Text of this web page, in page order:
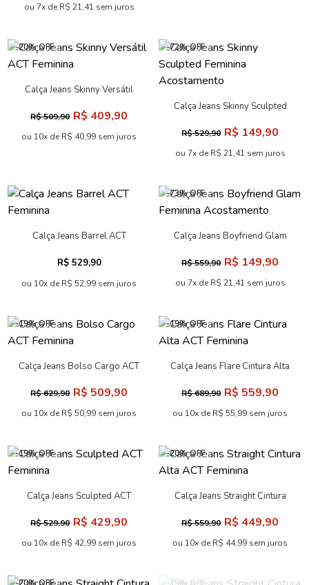
ou 7x de R$ 21,41 sem juros
-20% OFF
Calça Jeans Skinny Versátil
R$ 509,90 R$ 409,90
ou 10x de R$ 40,99 sem juros
-72% OFF
Calça Jeans Skinny Sculpted
R$ 529,90 R$ 149,90
ou 7x de R$ 21,41 sem juros
Calça Jeans Barrel ACT
R$ 529,90
ou 10x de R$ 52,99 sem juros
-73% OFF
Calça Jeans Boyfriend Glam
R$ 559,90 R$ 149,90
ou 7x de R$ 21,41 sem juros
-19% OFF
Calça Jeans Bolso Cargo ACT
R$ 629,90 R$ 509,90
ou 10x de R$ 50,99 sem juros
-19% OFF
Calça Jeans Flare Cintura Alta
R$ 689,90 R$ 559,90
ou 10x de R$ 55,99 sem juros
-19% OFF
Calça Jeans Sculpted ACT
R$ 529,90 R$ 429,90
ou 10x de R$ 42,99 sem juros
-20% OFF
Calça Jeans Straight Cintura
R$ 559,90 R$ 449,90
ou 10x de R$ 44,99 sem juros
-20% OFF -19% OFF